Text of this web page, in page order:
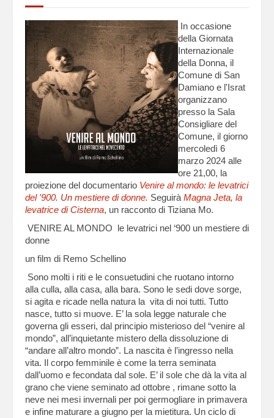
In occasione
della Giornata
Internazionale
della Donna, il
Comune di San
Damiano e l'Israt
organizzano
presso la Sala
Consigliare del
Comune, il giorno
mercoledì 6
marzo 2024 alle
ore 21,00, la
proiezione del documentario Venire al mondo: le levatrici
del '900. Un mestiere di donne. Seguirà Magna Jeta, la
levatrice di Cisterna, un racconto di Tiziana Mo.
VENIRE AL MONDO le levatrici nel ‘900 un mestiere di
donne
un film di Remo Schellino
Sono molti i riti e le consuetudini che ruotano intorno
alla culla, alla casa, alla bara. Sono le sedi dove sorge,
si agita e ricade nella natura la vita di noi tutti. Tutto
nasce, tutto si muove. E’ la sola legge naturale che
governa gli esseri, dal principio misterioso del “venire al
mondo”, all’inquietante mistero della dissoluzione di
“andare all’altro mondo”. La nascita è l’ingresso nella
vita. Il corpo femminile è come la terra seminata
dall’uomo e fecondata dal sole. E’ il sole che dà la vita al
grano che viene seminato ad ottobre , rimane sotto la
neve nei mesi invernali per poi germogliare in primavera
e infine maturare a giugno per la mietitura. Un ciclo di